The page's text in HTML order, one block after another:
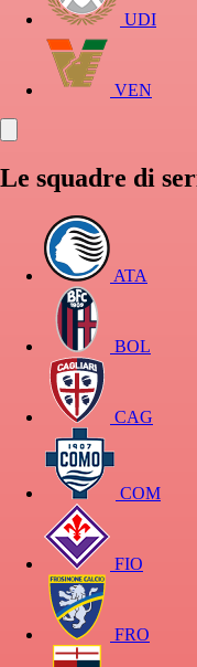
UDI
VEN
Le squadre di
ATA
BOL
CAG
COM
FIO
FRO